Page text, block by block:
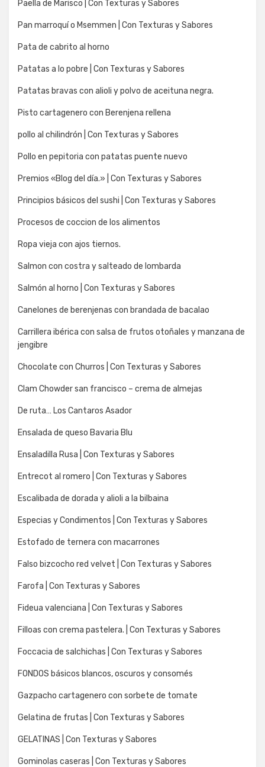
Paella de Marisco | Con Texturas y Sabores
Pan marroquí o Msemmen | Con Texturas y Sabores
Pata de cabrito al horno
Patatas a lo pobre | Con Texturas y Sabores
Patatas bravas con alioli y polvo de aceituna negra.
Pisto cartagenero con Berenjena rellena
pollo al chilindrón | Con Texturas y Sabores
Pollo en pepitoria con patatas puente nuevo
Premios «Blog del día.» | Con Texturas y Sabores
Principios básicos del sushi | Con Texturas y Sabores
Procesos de coccion de los alimentos
Ropa vieja con ajos tiernos.
Salmon con costra y salteado de lombarda
Salmón al horno | Con Texturas y Sabores
Canelones de berenjenas con brandada de bacalao
Carrillera ibérica con salsa de frutos otoñales y manzana de
jengibre
Chocolate con Churros | Con Texturas y Sabores
Clam Chowder san francisco – crema de almejas
De ruta… Los Cantaros Asador
Ensalada de queso Bavaria Blu
Ensaladilla Rusa | Con Texturas y Sabores
Entrecot al romero | Con Texturas y Sabores
Escalibada de dorada y alioli a la bilbaina
Especias y Condimentos | Con Texturas y Sabores
Estofado de ternera con macarrones
Falso bizcocho red velvet | Con Texturas y Sabores
Farofa | Con Texturas y Sabores
Fideua valenciana | Con Texturas y Sabores
Filloas con crema pastelera. | Con Texturas y Sabores
Foccacia de salchichas | Con Texturas y Sabores
FONDOS básicos blancos, oscuros y consomés
Gazpacho cartagenero con sorbete de tomate
Gelatina de frutas | Con Texturas y Sabores
GELATINAS | Con Texturas y Sabores
Gominolas caseras | Con Texturas y Sabores